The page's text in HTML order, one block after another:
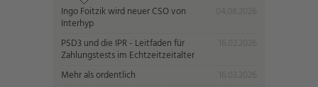
Ingo Foitzik wird neuer CSO von
Interhyp
PSD3 und die IPR - Leitfaden für
Zahlungstests im Echtzeitzeitalter
Mehr als ordentlich